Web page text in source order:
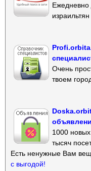
Ежедневно
Очень
твоем
1000
тысяч
Есть ненужные Вам
с выгодой!